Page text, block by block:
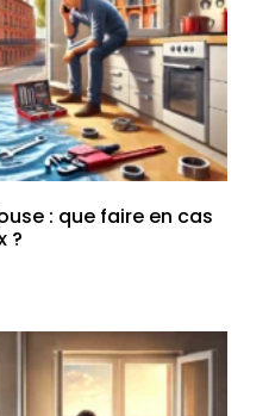
: que faire en cas
?